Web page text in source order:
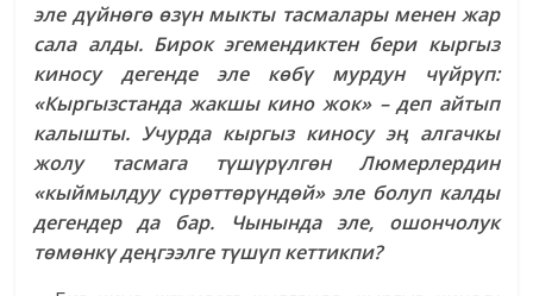
эле дүйнөгө өзүн мыкты тасмалары менен жар
сала алды. Бирок эгемендиктен бери кыргыз
киносу дегенде эле көбү мурдун чүйрүп:
«Кыргызстанда жакшы кино жок» – деп айтып
калышты. Учурда кыргыз киносу эң алгачкы
жолу тасмага түшүрүлгөн Люмерлердин
«кыймылдуу сүрөттөрүндөй» эле болуп калды
дегендер да бар. Чынында эле, ошончолук
төмөнкү деңгээлге түшүп кеттикпи?